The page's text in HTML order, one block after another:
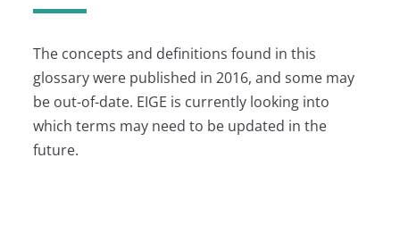
The concepts and definitions found in this
glossary were published in 2016, and some may
be out-of-date. EIGE is currently looking into
which terms may need to be updated in the
future.